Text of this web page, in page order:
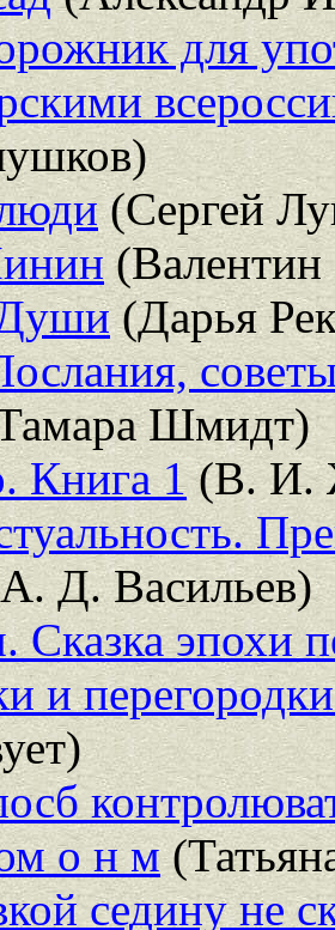
для
(Сергей
(Валентин
(Дарья
Шмидт)
Книга 1(В. И.
Д. Васильев)
эпохи
и
о н м
седину не